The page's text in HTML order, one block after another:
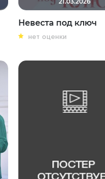
Невеста под ключ
нет оценки